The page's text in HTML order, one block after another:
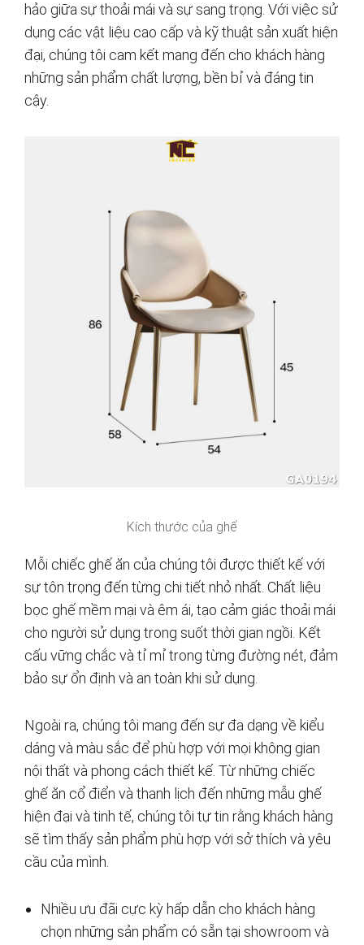
hảo giữa sự thoải mái và sự sang trọng. Với việc sử
dụng các vật liệu cao cấp và kỹ thuật sản xuất hiện
đại, chúng tôi cam kết mang đến cho khách hàng
những sản phẩm chất lượng, bền bỉ và đáng tin
cậy.
Kích thước của ghế
Mỗi chiếc ghế ăn của chúng tôi được thiết kế với
sự tôn trọng đến từng chi tiết nhỏ nhất. Chất liệu
bọc ghế mềm mại và êm ái, tạo cảm giác thoải mái
cho người sử dụng trong suốt thời gian ngồi. Kết
cấu vững chắc và tỉ mỉ trong từng đường nét, đảm
bảo sự ổn định và an toàn khi sử dụng.
Ngoài ra, chúng tôi mang đến sự đa dạng về kiểu
dáng và màu sắc để phù hợp với mọi không gian
nội thất và phong cách thiết kế. Từ những chiếc
ghế ăn cổ điển và thanh lịch đến những mẫu ghế
hiện đại và tinh tế, chúng tôi tự tin rằng khách hàng
sẽ tìm thấy sản phẩm phù hợp với sở thích và yêu
cầu của mình.
Nhiều ưu đãi cực kỳ hấp dẫn cho khách hàng
chọn những sản phẩm có sẵn tại showroom và